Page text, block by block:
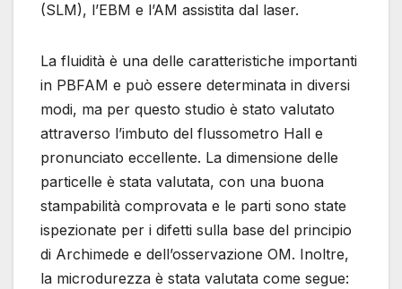
(SLM), l’EBM e l’AM assistita dal laser.
La fluidità è una delle caratteristiche importanti
in PBFAM e può essere determinata in diversi
modi, ma per questo studio è stato valutato
attraverso l’imbuto del flussometro Hall e
pronunciato eccellente. La dimensione delle
particelle è stata valutata, con una buona
stampabilità comprovata e le parti sono state
ispezionate per i difetti sulla base del principio
di Archimede e dell’osservazione OM. Inoltre,
la microdurezza è stata valutata come segue: